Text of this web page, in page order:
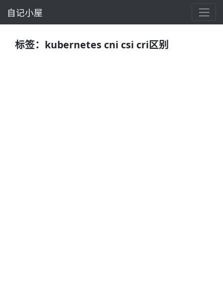
自记小屋
标签：kubernetes cni csi cri区别